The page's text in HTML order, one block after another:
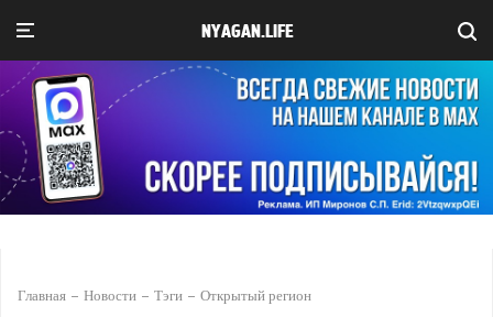
NYAGAN.LIFE
Главная Новости Тэги Открытый регион